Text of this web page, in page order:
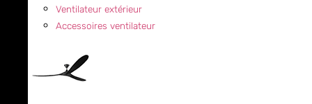
Ventilateur extérieur
Accessoires ventilateur